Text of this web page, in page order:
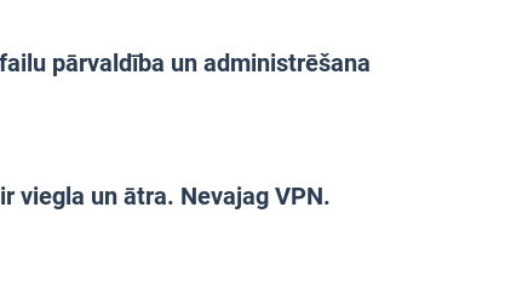
pārvaldība un administrēšana
viegla un ātra. Nevajag VPN.